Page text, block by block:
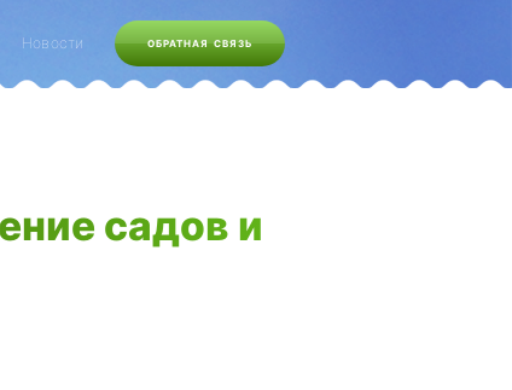
Новости ОБРАТНАЯ СВЯЗЬ
садов и